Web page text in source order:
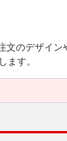
文のデザイ
ます。